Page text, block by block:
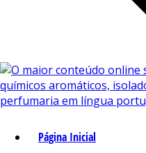
Página Inicial